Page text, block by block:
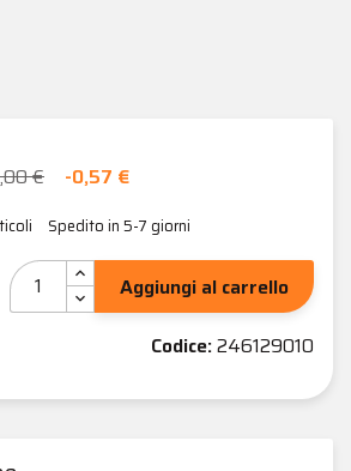
€ -0,57 €
Spedito in 5-7 giorni
Aggiungi al carrello
Codice:246129010